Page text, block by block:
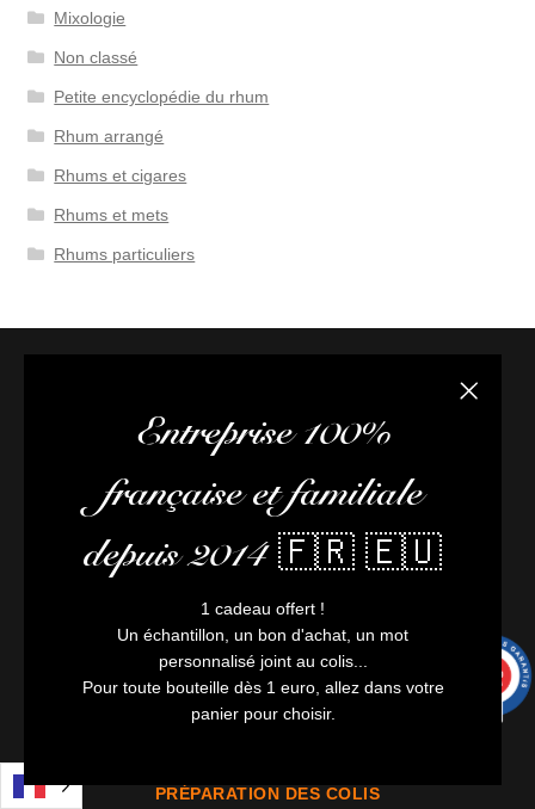
Mixologie
Non classé
Petite encyclopédie du rhum
Rhum arrangé
Rhums et cigares
Rhums et mets
Rhums particuliers
Fermer
Entreprise 100%
française et familiale
depuis 2014 🇫🇷 🇪🇺
1 cadeau offert !
Un échantillon, un bon d'achat, un mot
personnalisé joint au colis...
Pour toute bouteille dès 1 euro, allez dans votre
panier pour choisir.
Paiement CB sécurisé (3D Secure)
CB, Visa, Master Card, Virement
LIVRAISON
Hexagone : livraison offerte dès 140 €
17 000 points relais disponibles
Expédition partout en Europe
Colis assurés
PRÉPARATION DES COLIS
/10
9991 avis